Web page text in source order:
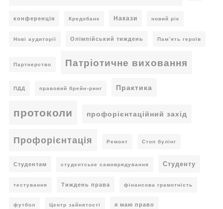
конференція Кредобанк Накази новий рік
Нові аудиторії Олімпійський тиждень Пам’ять героїв
Партнерство Патріотичне виховання
ПДД правовий брейн-ринг Практика
протоколи профорієнтаційний захід
Профорієнтація Ремонт Стоп булінг
Студентам студентське самоврядування Студенту
тестування Тиждень права фінансова грамотність
футбол Центр зайнятості я маю право